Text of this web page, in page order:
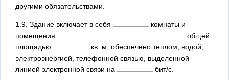
другими обязательствами.
1.9. Здание включает в себя
комнаты и
помещения
общей
площадью
кв. м, обеспечено теплом, водой,
электроэнергией, телефонной связью, выделенной
линией электронной связи на
бит/с.